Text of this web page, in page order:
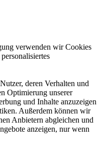
verwenden wir Cookies
deren Verhalten und
Optimierung unserer
und Inhalte anzuzeigen
Außerdem können wir
Anbietern abgleichen und
anzeigen, nur wenn